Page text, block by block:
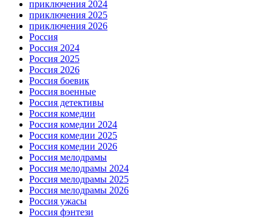
приключения 2024
приключения 2025
приключения 2026
Россия
Россия 2024
Россия 2025
Россия 2026
Россия боевик
Россия военные
Россия детективы
Россия комедии
Россия комедии 2024
Россия комедии 2025
Россия комедии 2026
Россия мелодрамы
Россия мелодрамы 2024
Россия мелодрамы 2025
Россия мелодрамы 2026
Россия ужасы
Россия фэнтези